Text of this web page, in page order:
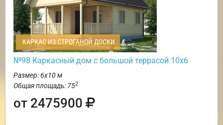
КАРКАС ИЗ СТРОГАНОЙ ДОСКИ
№98 Каркасный дом с большой террасой 10х6
Размер: 6х10 м
Общая площадь: 752
от 2475900